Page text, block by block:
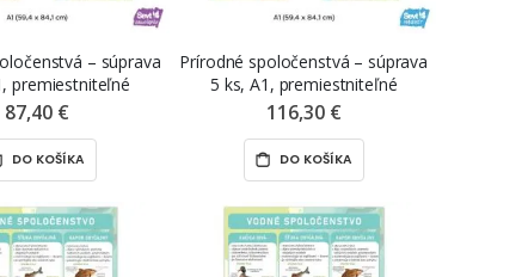
– súprava
premiestniteľné
nálepky ŠEVT
samolepka
87,40 €
DO KOŠÍKA
Prírodné spoločenstvá – súprava
5 ks, A1, premiestniteľné
magnetické fólie ŠEVT MAGNET
116,30 €
DO KOŠÍKA